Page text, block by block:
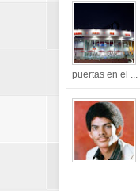
puertas en el ...